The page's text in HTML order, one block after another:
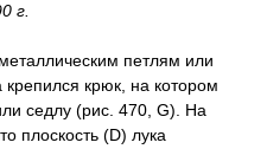
г.
петлям или
крюк, на котором
седлу (рис. 470, G). На
плоскость (D) лука